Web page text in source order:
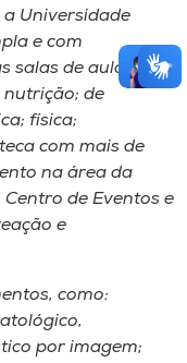
Universidade
e com
salas de aula,
nutrição; de
física;
com mais de
na área da
de Eventos e
e
como:
por imagem;